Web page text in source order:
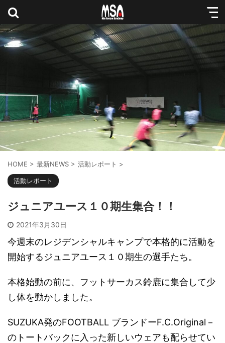
HOME > 最新NEWS > 活動レポート >
活動レポート
ジュニアユース１０期生集合！！
2021年3月30日
今週末のレジデンシャルキャンプで本格的に活動を
開始するジュニアユース１０期生の選手たち。
本格始動の前に、フットサーカス鈴鹿に集合して少
し体を動かしました。
SUZUKA発のFOOTBALL ブランドーF.C.Original－
のトートバックに入った新しいウェアも配らせてい